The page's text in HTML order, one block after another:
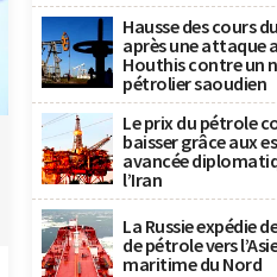
Hausse des cours
après une attaque
Houthis contre un
pétrolier saoudien
Le prix du pétrole
baisser grâce aux
avancée
l’Iran
La Russie expédie
de pétrole vers
maritime du Nord